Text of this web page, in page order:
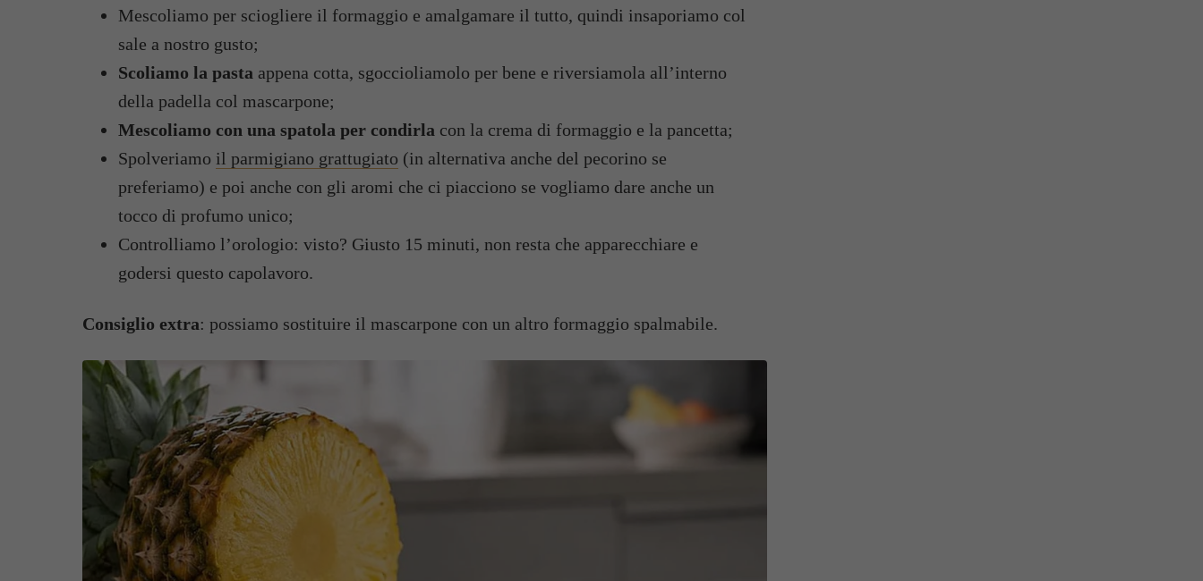
Mescoliamo per sciogliere il formaggio e amalgamare il tutto, quindi insaporiamo col
sale a nostro gusto;
Scoliamo la pasta appena cotta, sgoccioliamolo per bene e riversiamola all’interno
della padella col mascarpone;
Mescoliamo con una spatola per condirla con la crema di formaggio e la pancetta;
Spolveriamo il parmigiano grattugiato (in alternativa anche del pecorino se
preferiamo) e poi anche con gli aromi che ci piacciono se vogliamo dare anche un
tocco di profumo unico;
Controlliamo l’orologio: visto? Giusto 15 minuti, non resta che apparecchiare e
godersi questo capolavoro.
Consiglio extra: possiamo sostituire il mascarpone con un altro formaggio spalmabile.